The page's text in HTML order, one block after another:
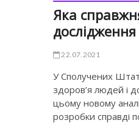
Яка
дослідження
22.07.2021
У Сполучених
здоров’я людей і
цьому новому
розробки справді